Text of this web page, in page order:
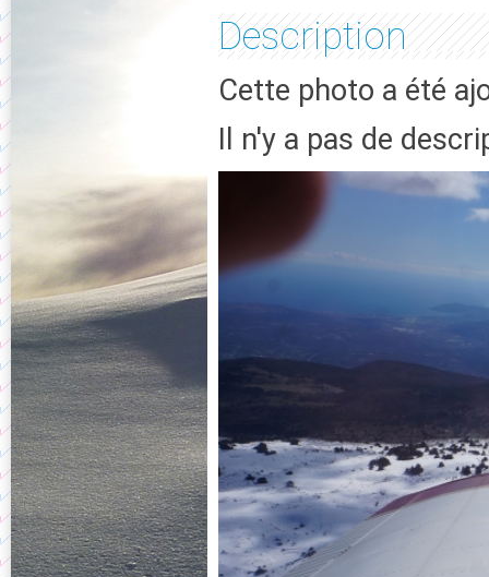
Description
Cette photo a été
Il n'y a pas de